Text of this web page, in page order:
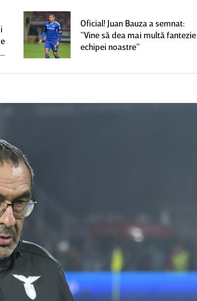
Oficial! Juan Bauza a semnat:
”Vine să dea mai multă fantezie
echipei noastre”